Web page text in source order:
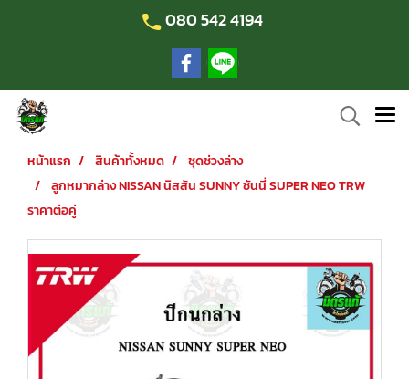
080 542 4194
หน้าแรก สินค้าทั้งหมด
ชุดช่วงล่าง
ลูกหมากล่าง NISSAN นิสสัน SUNNY ซันนี่ SUPER NEO TRW
ราคาต่อคู่